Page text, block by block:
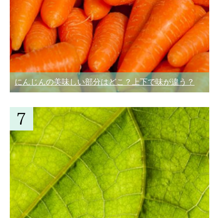
にんじんの美味しい部分はどこ？上下で味が違う？